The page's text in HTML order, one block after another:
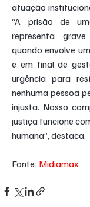
atuação
“A prisão de
representa
quando envolve
e em final de
urgência para
nenhuma pessoa
injusta. Nosso
justiça funcione
humana”, destaca.
Fonte: Midiamax